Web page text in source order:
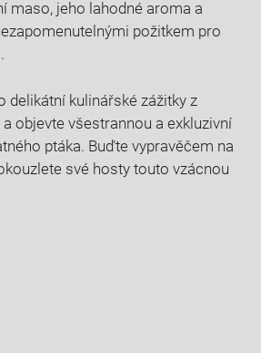
maso, jeho lahodné aroma a
požitkem pro
delikátní kulinářské zážitky z
objevte všestrannou a exkluzivní
ptáka. Buďte vypravěčem na
své hosty touto vzácnou